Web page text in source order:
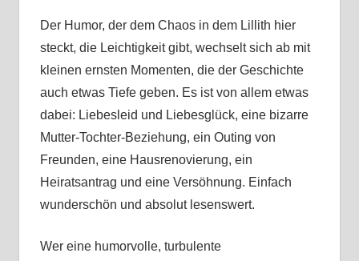
Der Humor, der dem Chaos in dem Lillith hier
steckt, die Leichtigkeit gibt, wechselt sich ab mit
kleinen ernsten Momenten, die der Geschichte
auch etwas Tiefe geben. Es ist von allem etwas
dabei: Liebesleid und Liebesglück, eine bizarre
Mutter-Tochter-Beziehung, ein Outing von
Freunden, eine Hausrenovierung, ein
Heiratsantrag und eine Versöhnung. Einfach
wunderschön und absolut lesenswert.
Wer eine humorvolle, turbulente